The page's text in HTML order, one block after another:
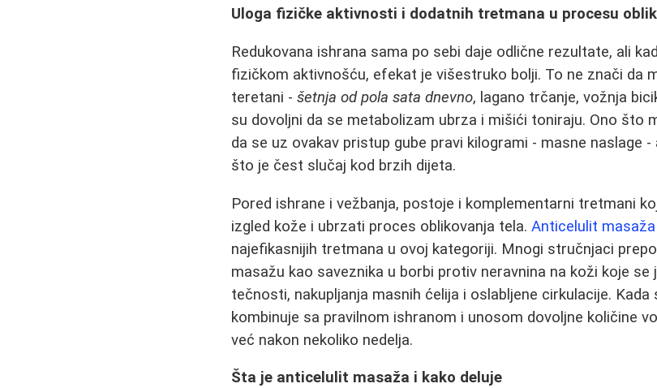
Uloga fizičke aktivnosti i dodatnih tretmana u procesu
Redukovana ishrana sama po sebi daje odlične rezultate, ali
fizičkom aktivnošću, efekat je višestruko bolji. To ne znači da
teretani -šetnja od pola sata dnevno, lagano trčanje, vožnja
su dovoljni da se metabolizam ubrza i mišići toniraju. Ono što
da se uz ovakav pristup gube pravi kilogrami - masne naslage
što je čest slučaj kod brzih dijeta.
Pored ishrane i vežbanja, postoje i komplementarni tretmani
izgled kože i ubrzati proces oblikovanja tela.Anticelulit masaža
najefikasnijih tretmana u ovoj kategoriji. Mnogi stručnjaci
masažu kao saveznika u borbi protiv neravnina na koži koje se
tečnosti, nakupljanja masnih ćelija i oslabljene cirkulacije.
kombinuje sa pravilnom ishranom i unosom dovoljne količine
već nakon nekoliko nedelja.
Šta je anticelulit masaža i kako deluje